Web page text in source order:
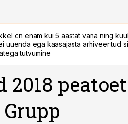
on enam kui 5 aastat vana ning
uuenda ega kaasajasta arhiveeritud
tutvumine
2018